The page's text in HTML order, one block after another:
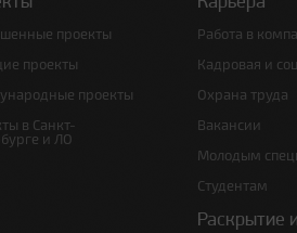
проекты
проекты
проекты
в Санкт-
и ЛО
Работа в
Кадровая и
Охрана труда
Вакансии
Молодым
Студентам
Раскрытие